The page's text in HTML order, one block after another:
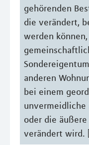
gehörenden
die verändert,
werden
anderen
bei einem
oder die
verändert wird.